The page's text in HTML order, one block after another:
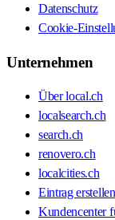
Datenschutz
Cookie-
Unternehmen
Über local.ch
localsearch.ch
search.ch
renovero.ch
localcities.ch
Eintrag
Kundencenter